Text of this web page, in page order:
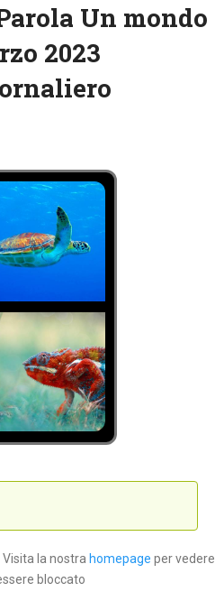
Un mondo
2023
Visita la nostra homepage per vedere
bloccato